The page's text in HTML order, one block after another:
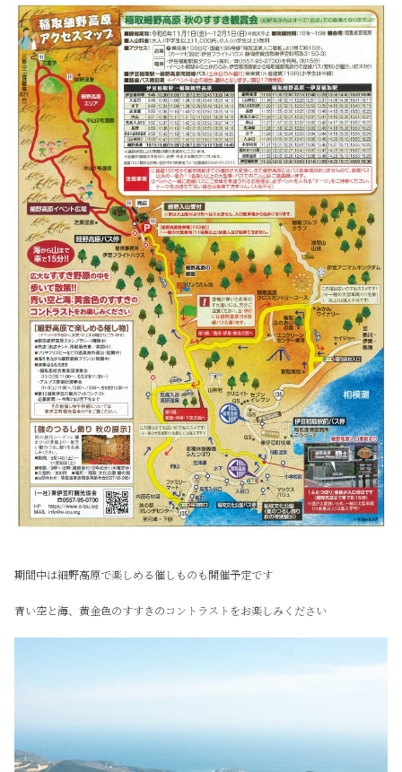
期間中は細野高原で楽しめる催しものも開催予定です
青い空と海、黄金色のすすきのコントラストをお楽しみください